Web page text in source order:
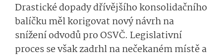
Drastické dopady dřívějšího konsolidačního
balíčku měl korigovat nový návrh na
snížení odvodů pro OSVČ. Legislativní
proces se však zadrhl na nečekaném místě a